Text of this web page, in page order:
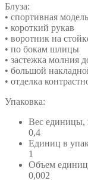
Блуза:
• спортивная
• короткий рукав
• воротник на
• по бокам шлицы
• застежка молния
• большой
• отделка
Упаковка:
Вес единицы,
0,4
Единиц в
1
Объем
0,002